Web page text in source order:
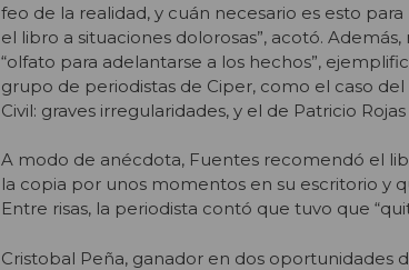
feo de la realidad, y cuán necesario es esto
el libro a situaciones dolorosas”, acotó.
“olfato para adelantarse a los hechos”,
grupo de periodistas de Ciper, como el caso
Civil: graves irregularidades, y el de Patricio
A modo de anécdota, Fuentes recomendó el
la copia por unos momentos en su escritorio y
Entre risas, la periodista contó que tuvo que
Cristobal Peña, ganador en dos oportunidades